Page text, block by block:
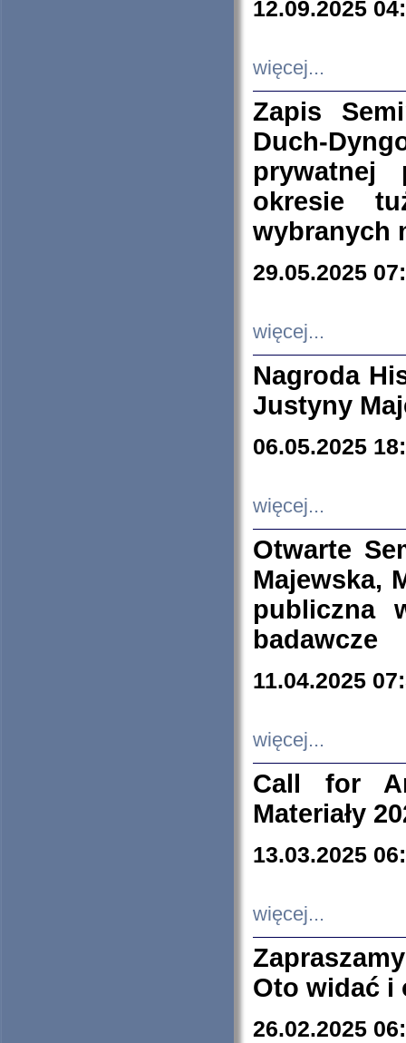
12.09.2025
więcej...
Zapis
Duch-
prywatnej
okresie
wybranych
29.05.2025
więcej...
Nagroda
Justyny
06.05.2025
więcej...
Otwarte
Majewska,
publiczna
badawcze
11.04.2025
więcej...
Call for
Materiały
13.03.2025
więcej...
Oto widać i
26.02.2025